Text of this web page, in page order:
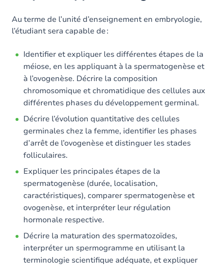
Contenu
Table des matières
Au terme de l’unité d’enseignement en embryologie,
l’étudiant sera capable de :
Identifier et expliquer les différentes étapes de la
méiose, en les appliquant à la spermatogenèse et
à l’ovogenèse. Décrire la composition
chromosomique et chromatidique des cellules aux
différentes phases du développement germinal.
Décrire l’évolution quantitative des cellules
germinales chez la femme, identifier les phases
d’arrêt de l’ovogenèse et distinguer les stades
folliculaires.
Expliquer les principales étapes de la
spermatogenèse (durée, localisation,
caractéristiques), comparer spermatogenèse et
ovogenèse, et interpréter leur régulation
hormonale respective.
Décrire la maturation des spermatozoïdes,
interpréter un spermogramme en utilisant la
terminologie scientifique adéquate, et expliquer